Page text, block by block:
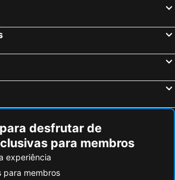
desfrutar de
para membros
experiência
para membros